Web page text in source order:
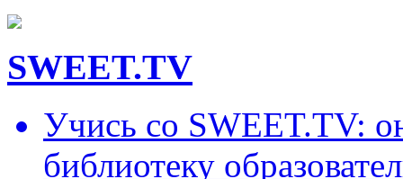
SWEET.TV
Учись со SWEET.TV:
библиотеку